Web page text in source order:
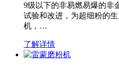
9级以下的非易燃易爆的非
试验和改进，为超细粉的
机，…
了解详情